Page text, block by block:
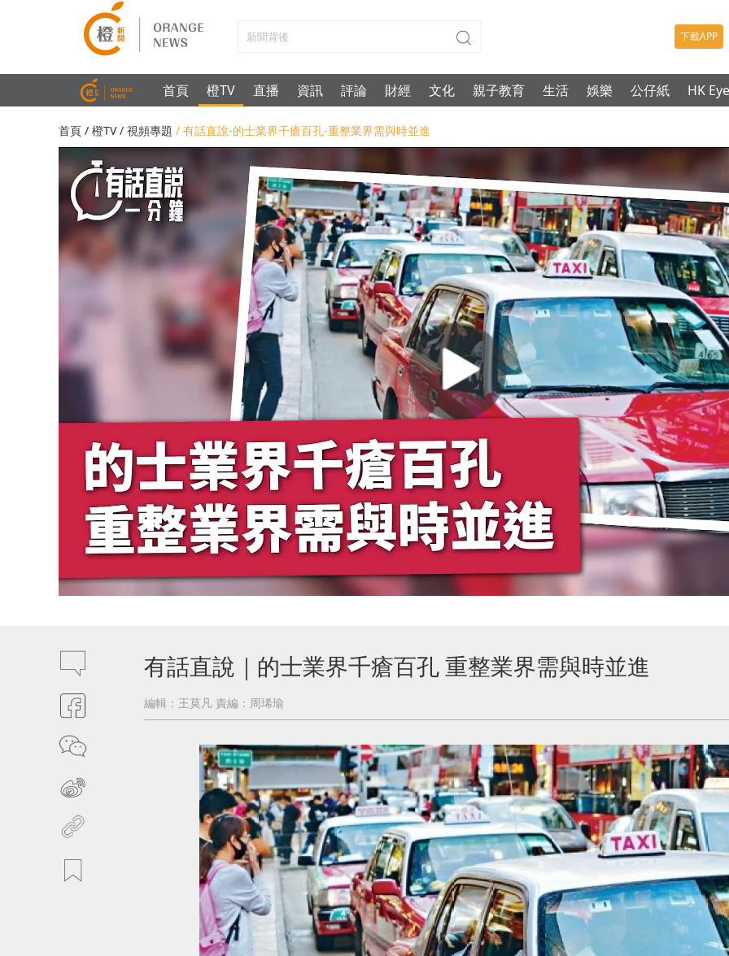
下載APP
首頁 橙TV 直播 資訊 評論 財經 文化 親子教育 生活 娛樂 公仔紙 HK Eye
首頁 / 橙TV/ 視頻專題 / 有話直說-的士業界千瘡百孔-重整業界需與時並進
有話直說｜的士業界千瘡百孔 重整業界需與時並進
編輯：王莫凡 責編：周琋瑜